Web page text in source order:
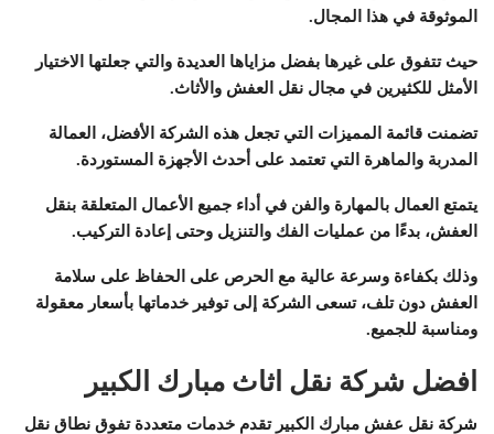
الموثوقة في هذا المجال.
حيث تتفوق على غيرها بفضل مزاياها العديدة والتي جعلتها الاختيار
الأمثل للكثيرين في مجال نقل العفش والأثاث.
تضمنت قائمة المميزات التي تجعل هذه الشركة الأفضل، العمالة
المدربة والماهرة التي تعتمد على أحدث الأجهزة المستوردة.
يتمتع العمال بالمهارة والفن في أداء جميع الأعمال المتعلقة بنقل
العفش، بدءًا من عمليات الفك والتنزيل وحتى إعادة التركيب.
وذلك بكفاءة وسرعة عالية مع الحرص على الحفاظ على سلامة
العفش دون تلف، تسعى الشركة إلى توفير خدماتها بأسعار معقولة
ومناسبة للجميع.
افضل شركة نقل اثاث مبارك الكبير
شركة نقل عفش مبارك الكبير تقدم خدمات متعددة تفوق نطاق نقل